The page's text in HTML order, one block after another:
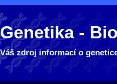
Genetika -
Váš zdroj informací o